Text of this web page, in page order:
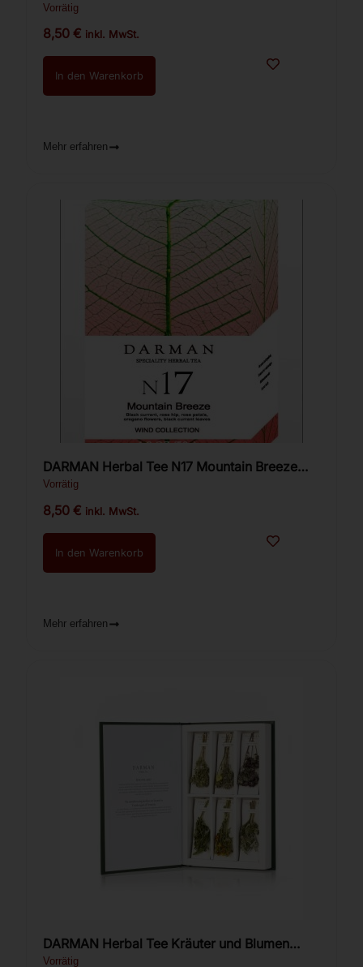
Vorrätig
8,50€ inkl. MwSt.
In den Warenkorb
Mehr erfahren
DARMAN Herbal Tee N17 Mountain Breeze
50g.
Vorrätig
8,50€ inkl. MwSt.
In den Warenkorb
Mehr erfahren
DARMAN Herbal Tee Kräuter und Blumen
Buchbox.
Vorrätig